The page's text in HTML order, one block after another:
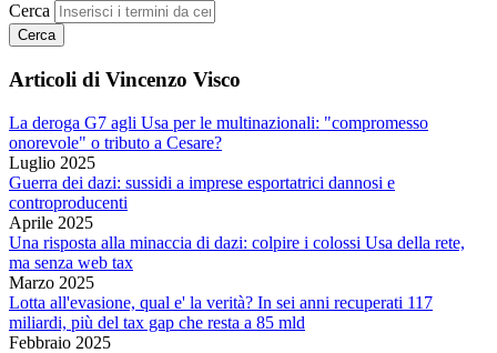
Cerca
Articoli di Vincenzo Visco
La deroga G7 agli Usa per le multinazionali: "compromesso
onorevole" o tributo a Cesare?
Luglio 2025
Guerra dei dazi: sussidi a imprese esportatrici dannosi e
controproducenti
Aprile 2025
Una risposta alla minaccia di dazi: colpire i colossi Usa della rete,
ma senza web tax
Marzo 2025
Lotta all'evasione, qual e' la verità? In sei anni recuperati 117
miliardi, più del tax gap che resta a 85 mld
Febbraio 2025